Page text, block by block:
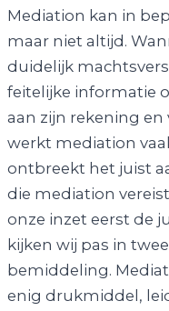
Mediation kan in
maar niet altijd.
duidelijk
feitelijke informatie
aan zijn rekening
werkt mediation
ontbreekt het juist
die mediation
onze inzet eerst de
kijken wij pas in
bemiddeling.
enig drukmiddel,